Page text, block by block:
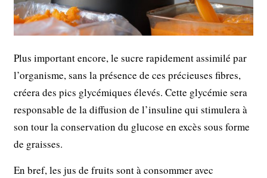
Plus important encore, le sucre rapidement assimilé par
l’organisme, sans la présence de ces précieuses fibres,
créera des pics glycémiques élevés. Cette glycémie sera
responsable de la diffusion de l’insuline qui stimulera à
son tour la conservation du glucose en excès sous forme
de graisses.
En bref, les jus de fruits sont à consommer avec